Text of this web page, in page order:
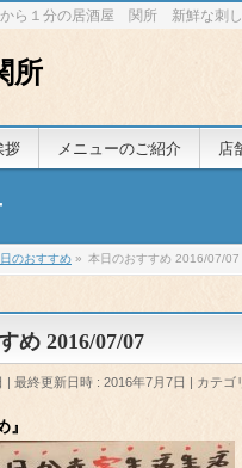
ら１分の居酒屋 関所 新鮮な刺し
所
拶 メニューのご紹介 店
のおすすめ » 本日のおすすめ 2016/07/07
め 2016/07/07
最終更新日時 : 2016年7月7日 カテゴ
』